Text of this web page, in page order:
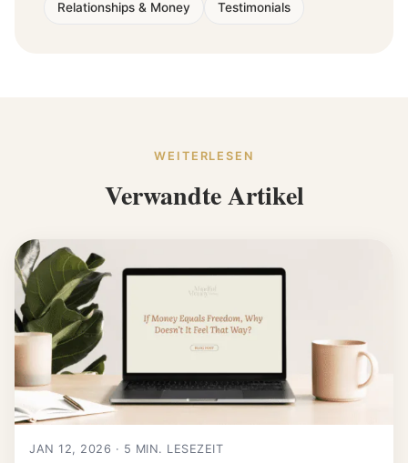
Relationships & Money Testimonials
WEITERLESEN
Verwandte Artikel
JAN 12, 2026 · 5 MIN. LESEZEIT